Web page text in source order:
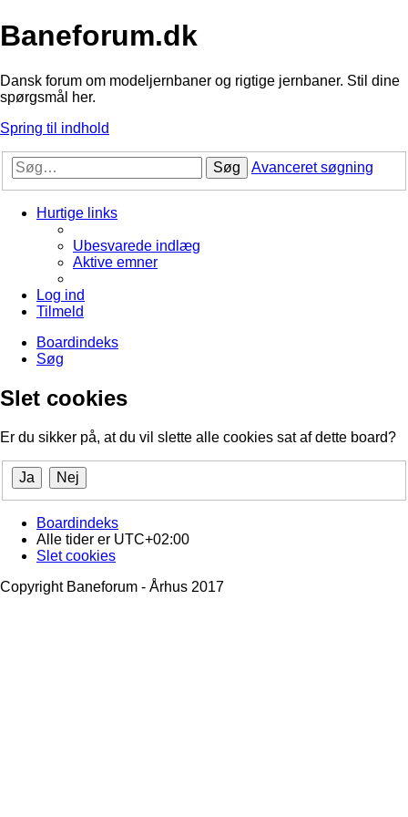
Baneforum.dk
Dansk forum om modeljernbaner og rigtige jernbaner. Stil dine
spørgsmål her.
Spring til indhold
Søg Avanceret søgning
Hurtige links
Ubesvarede indlæg
Aktive emner
Log ind
Tilmeld
Boardindeks
Søg
Slet cookies
Er du sikker på, at du vil slette alle cookies sat af dette board?
Boardindeks
Alle tider er UTC+02:00
Slet cookies
Copyright Baneforum - Århus 2017